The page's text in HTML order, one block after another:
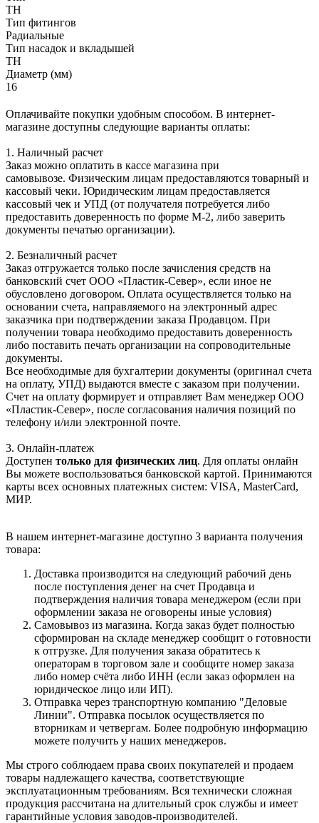
ТН
Тип фитингов
Радиальные
Тип насадок и вкладышей
ТН
Диаметр (мм)
16
Оплачивайте покупки удобным способом. В интернет-
магазине доступны следующие варианты оплаты:
1. Наличный расчет
Заказ можно оплатить в кассе магазина при
самовывозе. Физическим лицам предоставляются товарный и
кассовый чеки. Юридическим лицам предоставляется
кассовый чек и УПД (от получателя потребуется либо
предоставить доверенность по форме М-2, либо заверить
документы печатью организации).
2. Безналичный расчет
Заказ отгружается только после зачисления средств на
банковский счет ООО «Пластик-Север», если иное не
обусловлено договором. Оплата осуществляется только на
основании счета, направляемого на электронный адрес
заказчика при подтверждении заказа Продавцом. При
получении товара необходимо предоставить доверенность
либо поставить печать организации на сопроводительные
документы.
Все необходимые для бухгалтерии документы (оригинал счета
на оплату, УПД) выдаются вместе с заказом при получении.
Счет на оплату формирует и отправляет Вам менеджер ООО
«Пластик-Север», после согласования наличия позиций по
телефону и/или электронной почте.
3. Онлайн-платеж
Доступен только для физических лиц. Для оплаты онлайн
Вы можете воспользоваться банковской картой. Принимаются
карты всех основных платежных систем: VISA, MasterCard,
МИР.
В нашем интернет-магазине доступно 3 варианта получения
товара:
Доставка производится на следующий рабочий день
после поступления денег на счет Продавца и
подтверждения наличия товара менеджером (если при
оформлении заказа не оговорены иные условия)
Самовывоз из магазина. Когда заказ будет полностью
сформирован на складе менеджер сообщит о готовности
к отгрузке. Для получения заказа обратитесь к
операторам в торговом зале и сообщите номер заказа
либо номер счёта либо ИНН (если заказ оформлен на
юридическое лицо или ИП).
Отправка через транспортную компанию "Деловые
Линии". Отправка посылок осуществляется по
вторникам и четвергам. Более подробную информацию
можете получить у наших менеджеров.
Мы строго соблюдаем права своих покупателей и продаем
товары надлежащего качества, соответствующие
эксплуатационным требованиям. Вся технически сложная
продукция рассчитана на длительный срок службы и имеет
гарантийные условия заводов-производителей.